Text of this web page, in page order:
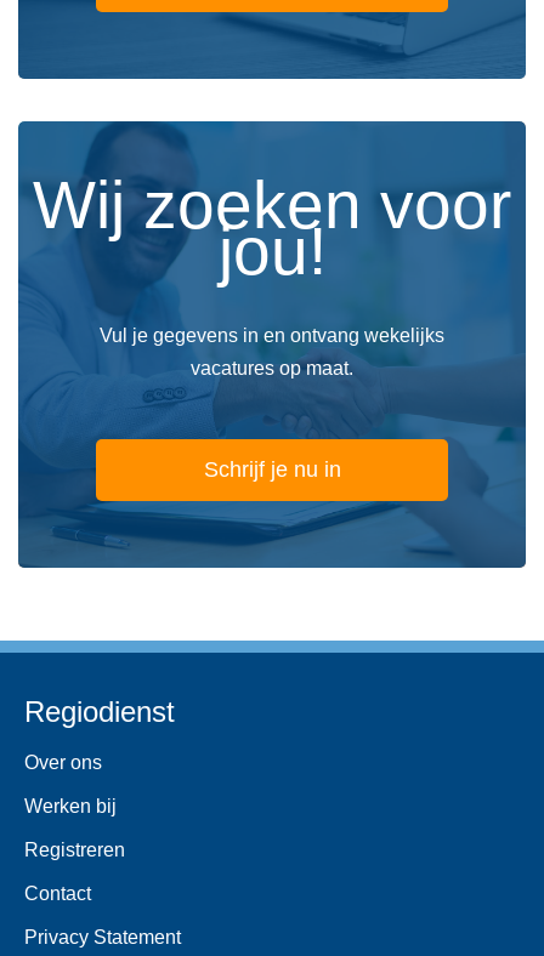
Wij zoeken voor
jou!
Vul je gegevens in en ontvang wekelijks
vacatures op maat.
Schrijf je nu in
Regiodienst
Over ons
Werken bij
Registreren
Contact
Privacy Statement